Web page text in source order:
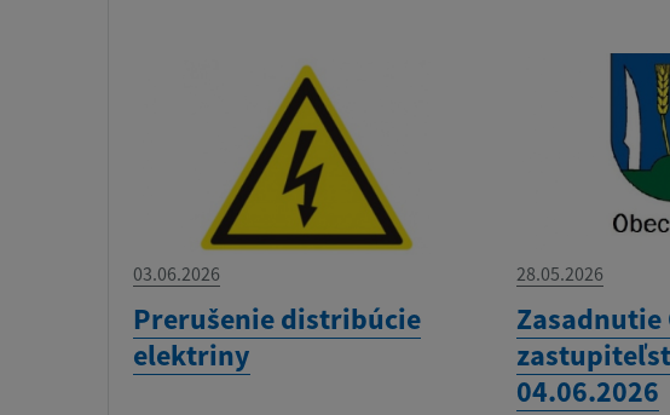
03.06.2026
Prerušenie distribúcie
elektriny
28.05.2026
Zasadnutie
04.06.2026